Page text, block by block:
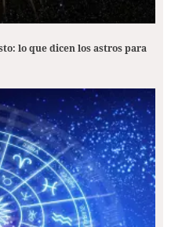
lo que dicen los astros para